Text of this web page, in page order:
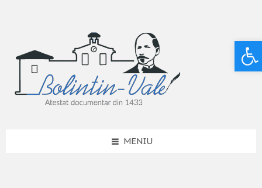
MENIU
Deschide bara de unelte